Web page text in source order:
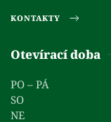
KONTAKTY
Otevírací doba
PO – PÁ
SO
NE